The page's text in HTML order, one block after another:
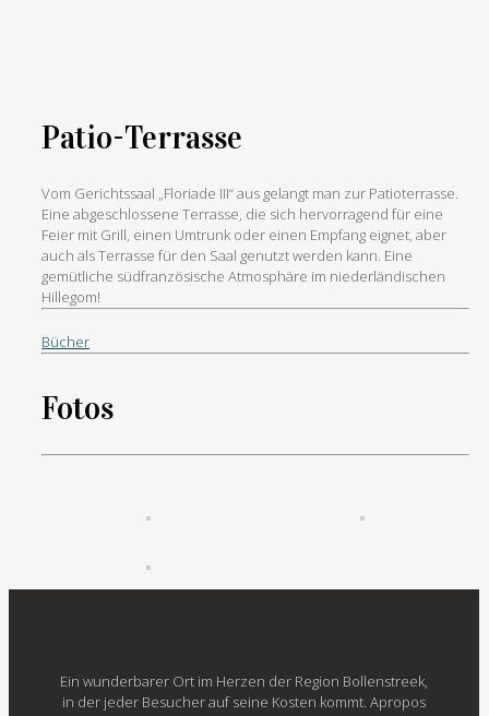
Patio-Terrasse
Vom Gerichtssaal „Floriade III“ aus gelangt man zur Patioterrasse.
Eine abgeschlossene Terrasse, die sich hervorragend für eine
Feier mit Grill, einen Umtrunk oder einen Empfang eignet, aber
auch als Terrasse für den Saal genutzt werden kann. Eine
gemütliche südfranzösische Atmosphäre im niederländischen
Hillegom!
Bücher
Fotos
Ein wunderbarer Ort im Herzen der Region Bollenstreek,
in der jeder Besucher auf seine Kosten kommt. Apropos